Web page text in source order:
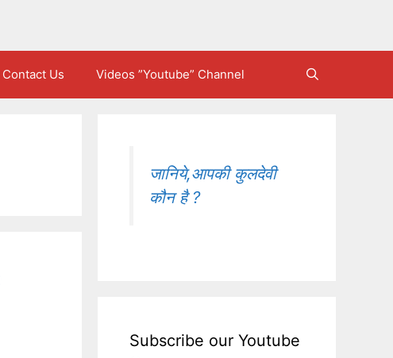
Contact Us Videos ”Youtube” Channel
जानिये,आपकी कुलदेवी
कौन है ?
Subscribe our Youtube